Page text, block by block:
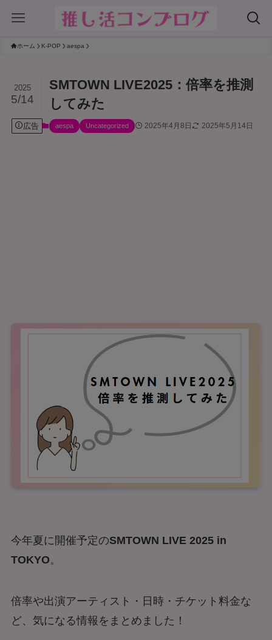
ホーム K-POP aespa
SMTOWN LIVE2025：倍率を推測
してみた
2025
5/14
広告 aespa Uncategorized 2025年4月8日 2025年5月14日
今年夏に開催予定のSMTOWN LIVE 2025 in
TOKYO。
倍率や出演アーティスト・日時・チケット料金な
ど、気になる情報をまとめました！